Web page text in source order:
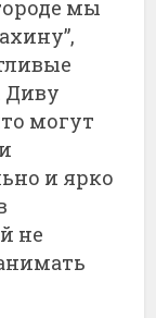
мы
Диву
могут
и ярко
не